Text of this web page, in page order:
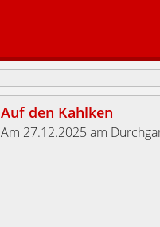
Auf den Kahlken
Am 27.12.2025 am